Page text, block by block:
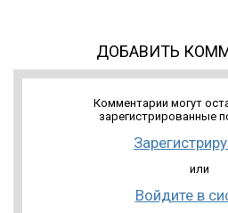
ДОБАВИТЬ
Комментарии могут
зарегистрированные
или
Войдите в